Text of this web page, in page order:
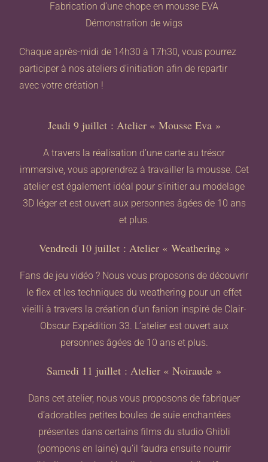
Fabrication d’une chope en mousse EVA
Démonstration de wigs
Chaque après-midi de 14h30 à 17h30, vous pourrez
participer à nos ateliers d’initiation afin de repartir
avec votre création !
Jeudi 9 juillet : Atelier « Mousse Eva »
A travers la réalisation d’une carte au trésor
immersive, vous apprendrez à travailler la mousse. Cet
atelier est également idéal pour s’initier au modelage
3D léger et est ouvert aux personnes âgées de 10 ans
et plus.
Vendredi 10 juillet : Atelier « Weathering »
Fans de jeu vidéo ? Nous vous proposons de découvrir
le flex et les techniques du weathering pour un effet
vieilli à travers la création d’un fanion inspiré de Clair-
Obscur Expédition 33. L’atelier est ouvert aux
personnes âgées de 10 ans et plus.
Samedi 11 juillet : Atelier « Noiraude »
Dans cet atelier, nous vous proposons de fabriquer
d’adorables petites boules de suie enchantées
présentes dans certains films du studio Ghibli
(pompons en laine) qu’il faudra ensuite nourrir